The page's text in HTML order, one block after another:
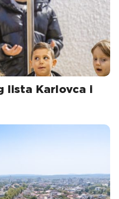
lista Karlovca i